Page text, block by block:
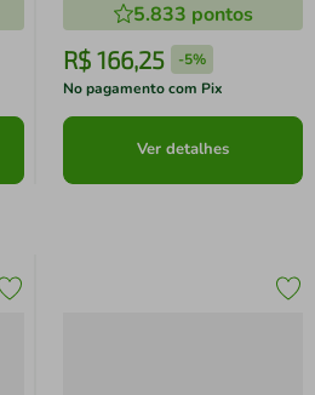
5.833 pontos
R$ 166,25 -5%
No pagamento com Pix
Ver detalhes